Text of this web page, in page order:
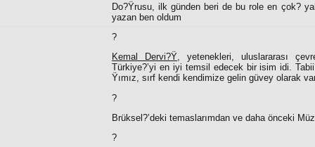
Do?Ÿrusu, ilk günden beri de bu role en çok?
yazan ben oldum
?
Kemal Dervi?Ÿ, yetenekleri, uluslararası
Türkiye?’yi en iyi temsil edecek bir isim idi.
Ÿımız, sırf kendi kendimize gelin güvey olarak
?
Brüksel?’deki temaslarımdan ve daha önceki
?